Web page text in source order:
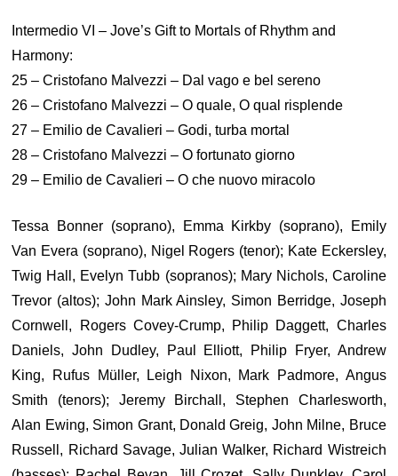
Intermedio VI – Jove’s Gift to Mortals of Rhythm and
Harmony:
25 – Cristofano Malvezzi – Dal vago e bel sereno
26 – Cristofano Malvezzi – O quale, O qual risplende
27 – Emilio de Cavalieri – Godi, turba mortal
28 – Cristofano Malvezzi – O fortunato giorno
29 – Emilio de Cavalieri – O che nuovo miracolo
Tessa Bonner (soprano), Emma Kirkby (soprano), Emily
Van Evera (soprano), Nigel Rogers (tenor); Kate Eckersley,
Twig Hall, Evelyn Tubb (sopranos); Mary Nichols, Caroline
Trevor (altos); John Mark Ainsley, Simon Berridge, Joseph
Cornwell, Rogers Covey-Crump, Philip Daggett, Charles
Daniels, John Dudley, Paul Elliott, Philip Fryer, Andrew
King, Rufus Müller, Leigh Nixon, Mark Padmore, Angus
Smith (tenors); Jeremy Birchall, Stephen Charlesworth,
Alan Ewing, Simon Grant, Donald Greig, John Milne, Bruce
Russell, Richard Savage, Julian Walker, Richard Wistreich